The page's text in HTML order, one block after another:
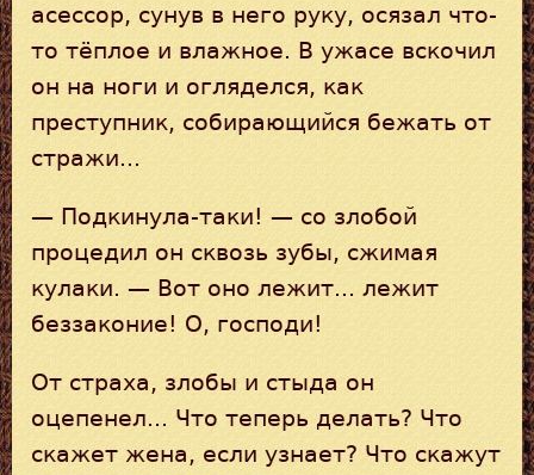
асессор, сунув в него руку, осязал что-
то тёплое и влажное. В ужасе вскочил
он на ноги и огляделся, как
преступник, собирающийся бежать от
стражи...
— Подкинула-таки! — со злобой
процедил он сквозь зубы, сжимая
кулаки. — Вот оно лежит... лежит
беззаконие! О, господи!
От страха, злобы и стыда он
оцепенел... Что теперь делать? Что
скажет жена, если узнает? Что скажут